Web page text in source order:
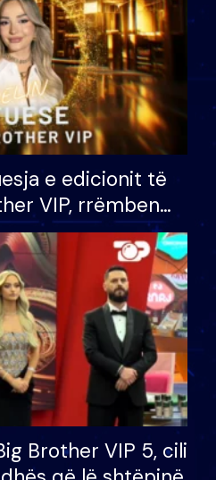
e edicionit të
VIP, rrëmben
100 mijë eurosh
Brother VIP 5, cili